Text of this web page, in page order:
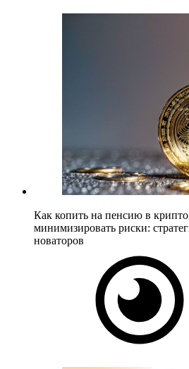
Как копить на пенсию в
минимизировать риски:
новаторов